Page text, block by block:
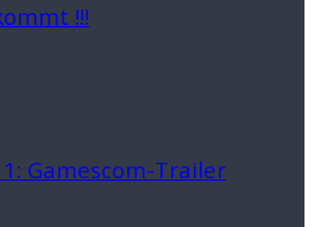
!!!
Gamescom-Trailer